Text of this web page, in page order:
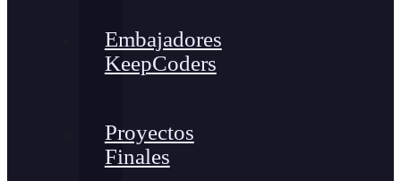
Embajadores
KeepCoders
Proyectos
Finales